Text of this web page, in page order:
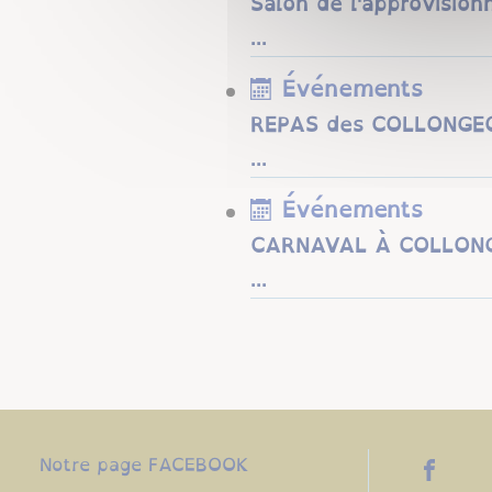
...
Événements
REPAS des
​​​​​​​ ...
Événements
CARNAVAL À
...
Notre page FACEBOOK